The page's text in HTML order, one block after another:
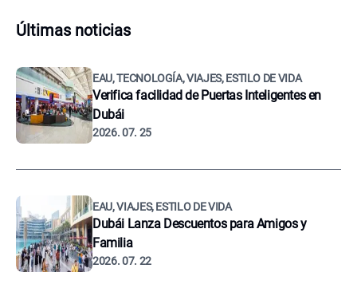
Últimas noticias
EAU, TECNOLOGÍA, VIAJES, ESTILO DE VIDA
Verifica facilidad de Puertas Inteligentes en
Dubái
2026. 07. 25
EAU, VIAJES, ESTILO DE VIDA
Dubái Lanza Descuentos para Amigos y
Familia
2026. 07. 22